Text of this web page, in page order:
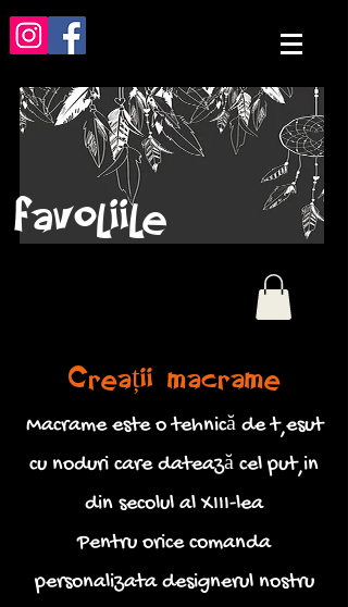
favoliile
Creații macrame
Macrame este o tehnică de țesut
cu noduri care datează cel puțin
din secolul al XIII-lea
Pentru orice comanda
personalizata designerul nostru